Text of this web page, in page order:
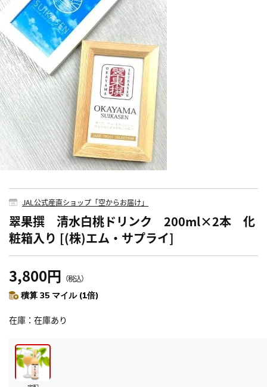
JAL公式産直ショップ「空からお届け」
翠果撰 清水白桃ドリンク 200ml×2本 化
粧箱入り [(株)エム・サプライ]
3,800円 （税込）
積算 35 マイル (1倍)
在庫 在庫あり